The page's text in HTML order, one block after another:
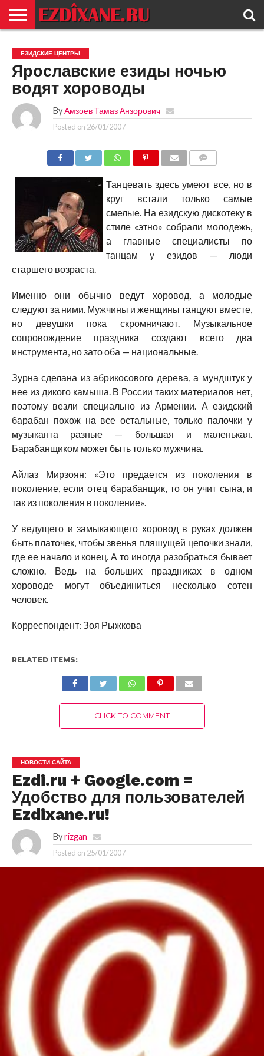
ЕЗИДИЗМ
НОВОСТИ
ИСТОРИЯ
КУЛЬТУРА
КОНТАКТ
ЕЗИДСКИЕ ЦЕНТРЫ
Ярославские езиды ночью
водят хороводы
By Амзоев Тамаз Анзорович
Posted on 26/01/2007
Танцевать здесь умеют все, но в
круг встали только самые
смелые. На езидскую дискотеку в
стиле «этно» собрали молодежь,
а главные специалисты по
танцам у езидов — люди
старшего возраста.
Именно они обычно ведут хоровод, а молодые
следуют за ними. Мужчины и женщины танцуют вместе,
но девушки пока скромничают. Музыкальное
сопровождение праздника создают всего два
инструмента, но зато оба — национальные.
Зурна сделана из абрикосового дерева, а мундштук у
нее из дикого камыша. В России таких материалов нет,
поэтому везли специально из Армении. А езидский
барабан похож на все остальные, только палочки у
музыканта разные — большая и маленькая.
Барабанщиком может быть только мужчина.
Айлаз Мирзоян: «Это предается из поколения в
поколение, если отец барабанщик, то он учит сына, и
так из поколения в поколение».
У ведущего и замыкающего хоровод в руках должен
быть платочек, чтобы звенья пляшущей цепочки знали,
где ее начало и конец. А то иногда разобраться бывает
сложно. Ведь на больших праздниках в одном
хороводе могут объединиться несколько сотен
человек.
Корреспондент: Зоя Рыжкова
RELATED ITEMS:
CLICK TO COMMENT
НОВОСТИ САЙТА
Ezdi.ru + Google.com =
Удобство для пользователей
Ezdixane.ru!
By rizgan
Posted on 25/01/2007